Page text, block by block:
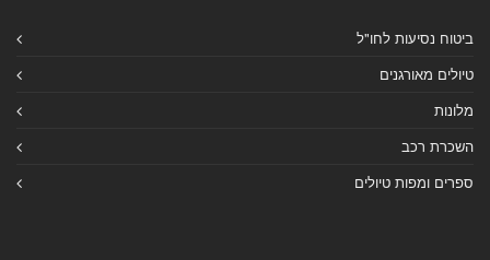
ביטוח נסיעות לחו"ל
טיולים מאורגנים
מלונות
השכרת רכב
ספרים ומפות טיולים